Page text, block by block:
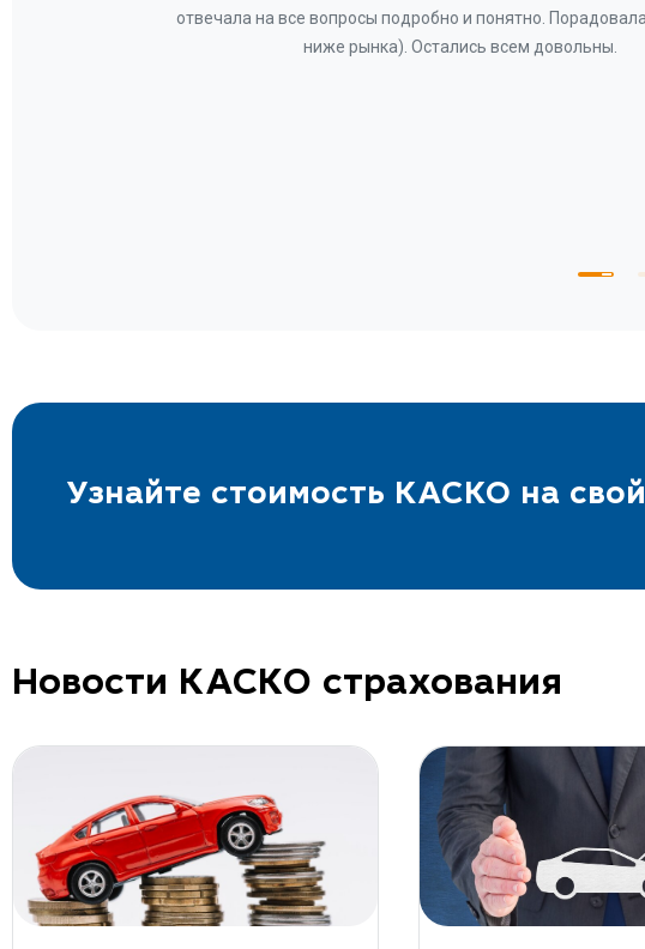
отвечала на все вопросы подробно и понятно.
ниже рынка). Остались всем довольны.
Узнайте стоимость КАСКО на
Новости КАСКО страхования